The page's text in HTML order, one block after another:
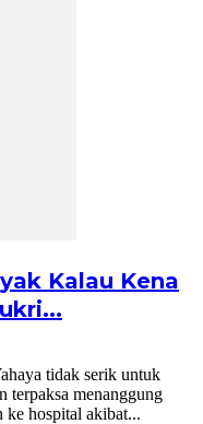
Kalau Kena
tidak serik untuk
terpaksa menanggung
ke hospital akibat...